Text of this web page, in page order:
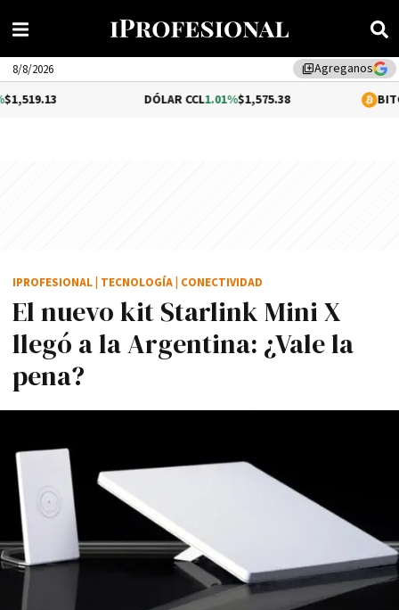
library_addAgreganos
8/8/2026
1.01%$1,575.38 0.48%
El nuevo kit Starlink Mini X
llegó a la Argentina: ¿Vale la
pena?
IPROFESIONAL TECNOLOGÍA CONECTIVIDAD